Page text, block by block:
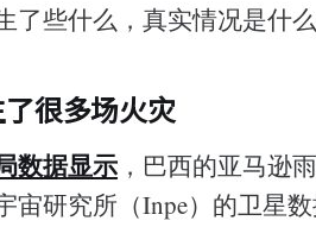
了些什么，真实情况是什
很多场火灾
数据显示 ，巴西的亚马逊
宙研究所（Inpe）的卫星